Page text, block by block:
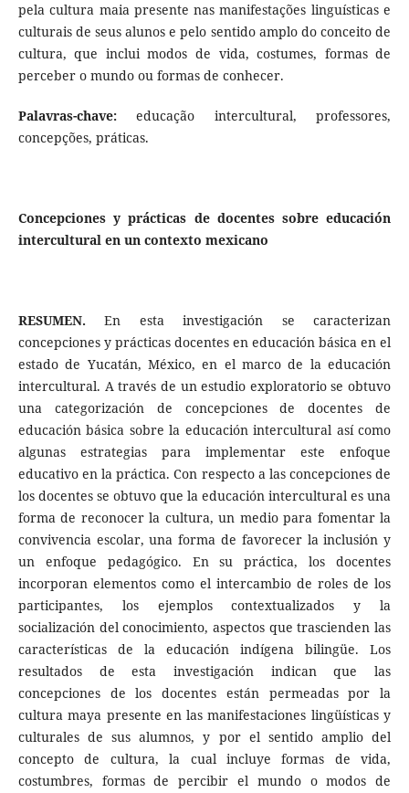
pela cultura maia presente nas manifestações linguísticas e
culturais de seus alunos e pelo sentido amplo do conceito de
cultura, que inclui modos de vida, costumes, formas de
perceber o mundo ou formas de conhecer.
Palavras-chave:educação intercultural, professores,
concepções, práticas.
Concepciones y prácticas de docentes sobre educación
intercultural en un contexto mexicano
RESUMEN. En esta investigación se caracterizan
concepciones y prácticas docentes en educación básica en el
estado de Yucatán, México, en el marco de la educación
intercultural. A través de un estudio exploratorio se obtuvo
una categorización de concepciones de docentes de
educación básica sobre la educación intercultural así como
algunas estrategias para implementar este enfoque
educativo en la práctica. Con respecto a las concepciones de
los docentes se obtuvo que la educación intercultural es una
forma de reconocer la cultura, un medio para fomentar la
convivencia escolar, una forma de favorecer la inclusión y
un enfoque pedagógico. En su práctica, los docentes
incorporan elementos como el intercambio de roles de los
participantes, los ejemplos contextualizados y la
socialización del conocimiento, aspectos que trascienden las
características de la educación indígena bilingüe. Los
resultados de esta investigación indican que las
concepciones de los docentes están permeadas por la
cultura maya presente en las manifestaciones lingüísticas y
culturales de sus alumnos, y por el sentido amplio del
concepto de cultura, la cual incluye formas de vida,
costumbres, formas de percibir el mundo o modos de